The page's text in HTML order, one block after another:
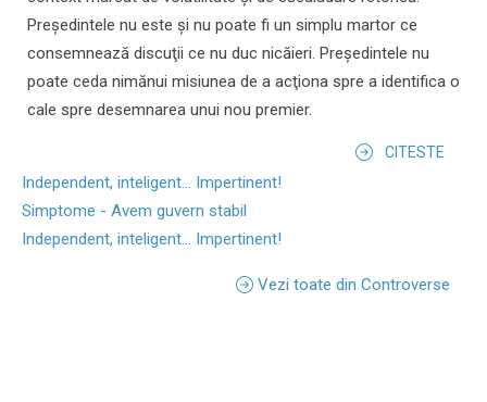
Preşedintele nu este şi nu poate fi un simplu martor ce
consemnează discuţii ce nu duc nicăieri. Preşedintele nu
poate ceda nimănui misiunea de a acţiona spre a identifica o
cale spre desemnarea unui nou premier.
CITESTE
Independent, inteligent... Impertinent!
Simptome - Avem guvern stabil
Independent, inteligent... Impertinent!
Vezi toate din Controverse